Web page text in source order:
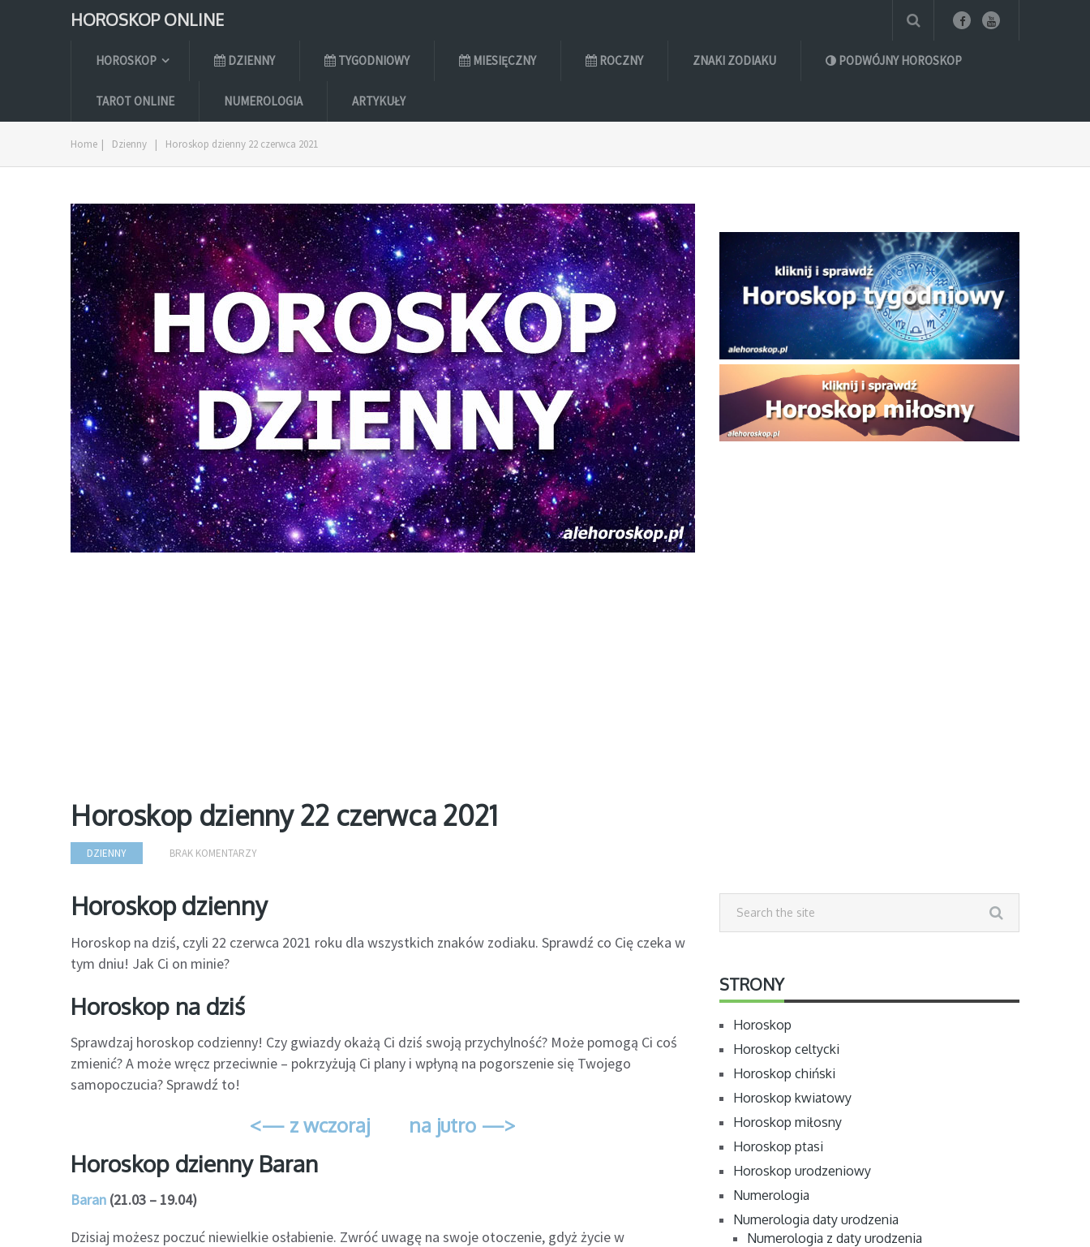
HOROSKOP ONLINE
HOROSKOP DZIENNY TYGODNIOWY MIESIĘCZNY ROCZNY ZNAKI ZODIAKU PODWÓJNY HOROSKOP
TAROT ONLINE NUMEROLOGIA ARTYKUŁY
Home | Dzienny | Horoskop dzienny 22 czerwca 2021
Horoskop dzienny 22 czerwca 2021
DZIENNY BRAK KOMENTARZY
Horoskop dzienny
Horoskop na dziś, czyli 22 czerwca 2021 roku dla wszystkich znaków zodiaku. Sprawdź co Cię czeka w
tym dniu! Jak Ci on minie?
Horoskop na dziś
Sprawdzaj horoskop codzienny! Czy gwiazdy okażą Ci dziś swoją przychylność? Może pomogą Ci coś
zmienić? A może wręcz przeciwnie – pokrzyżują Ci plany i wpłyną na pogorszenie się Twojego
samopoczucia? Sprawdź to!
<— z wczoraj na jutro —>
Horoskop dzienny Baran
Baran (21.03 – 19.04)
Dzisiaj możesz poczuć niewielkie osłabienie. Zwróć uwagę na swoje otoczenie, gdyż życie w
STRONY
Horoskop
Horoskop celtycki
Horoskop chiński
Horoskop kwiatowy
Horoskop miłosny
Horoskop ptasi
Horoskop urodzeniowy
Numerologia
Numerologia daty urodzenia
Numerologia z daty urodzenia